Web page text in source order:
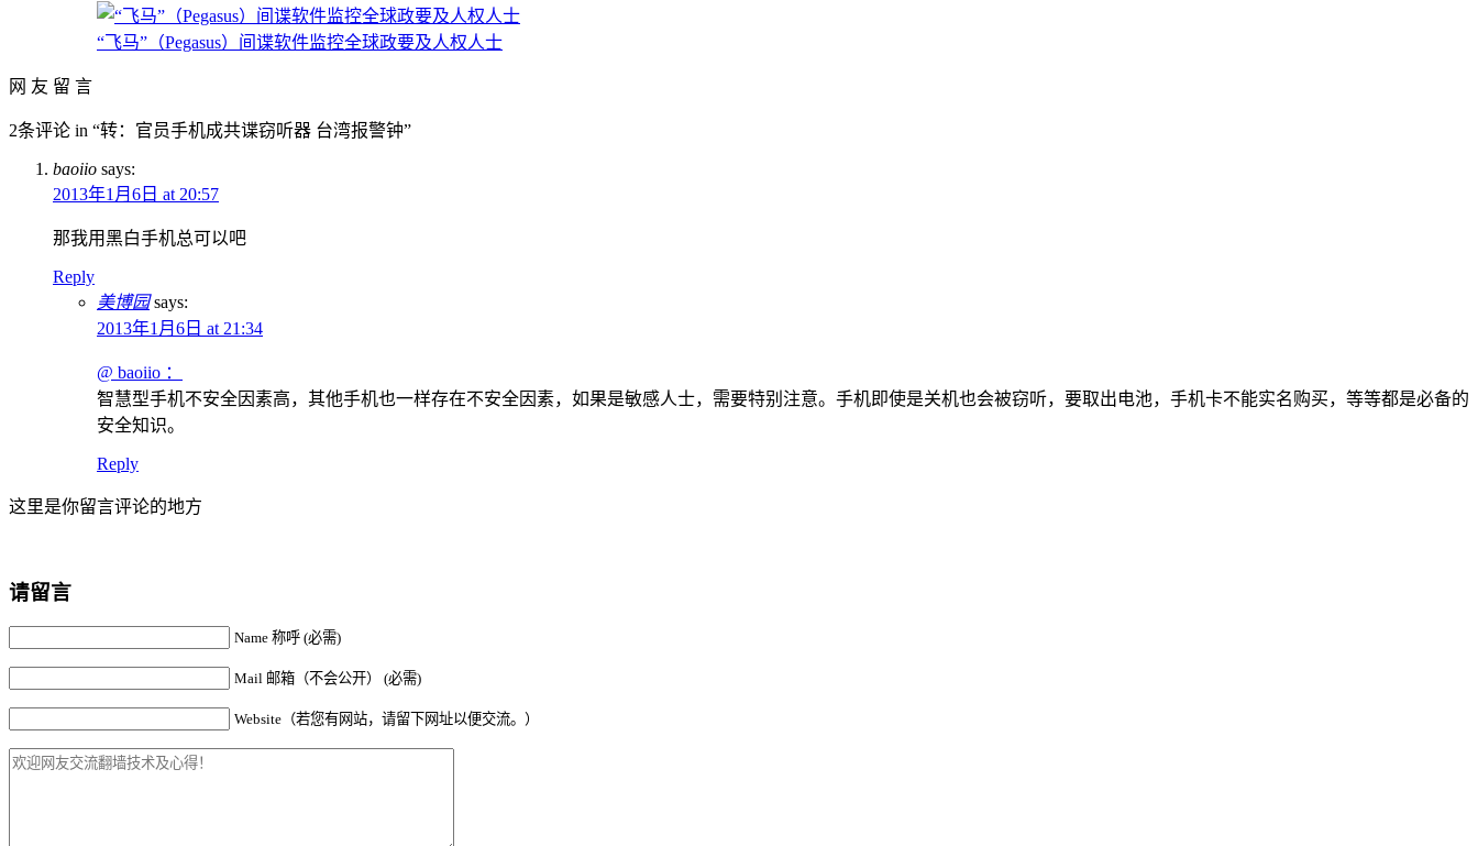
“飞马”（Pegasus）间谍软件监控全球政要及人权人士
网 友 留 言
2条评论 in “转：官员手机成共谍窃听器 台湾报警钟”
baoiio says:
2013年1月6日 at 20:57
那我用黑白手机总可以吧
Reply
美博园 says:
2013年1月6日 at 21:34
@ baoiio ：
智慧型手机不安全因素高，其他手机也一样存在不安全因素，如果是敏感人士，需要特别注意。手机即使是关机也会被窃听，要取出电池，手机卡不能实名购买，等等都是必备的
安全知识。
Reply
这里是你留言评论的地方
请留言
Name 称呼 (必需)
Mail 邮箱（不会公开） (必需)
Website（若您有网站，请留下网址以便交流。）